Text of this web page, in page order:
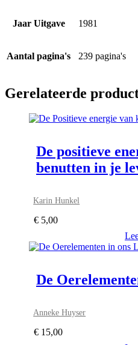
Jaar Uitgave 1981
Aantal pagina's 239 pagina's
Gerelateerde
De positieve
benutten in je
Karin Hunkel
€ 5,00
De
Anneke Huyser
€ 15,00